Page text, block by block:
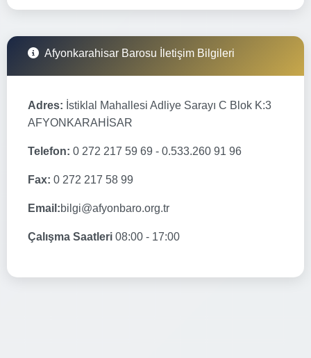
Afyonkarahisar Barosu İletişim Bilgileri
Adres: İstiklal Mahallesi Adliye Sarayı C Blok K:3
AFYONKARAHİSAR
Telefon: 0 272 217 59 69 - 0.533.260 91 96
Fax: 0 272 217 58 99
Email:bilgi@afyonbaro.org.tr
Çalışma Saatleri 08:00 - 17:00